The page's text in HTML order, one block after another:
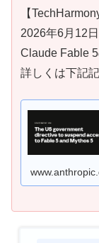
【
2026年6月12
Claude Fable
詳しくは下記